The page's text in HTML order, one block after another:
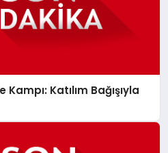
Katılım Bağışıyla